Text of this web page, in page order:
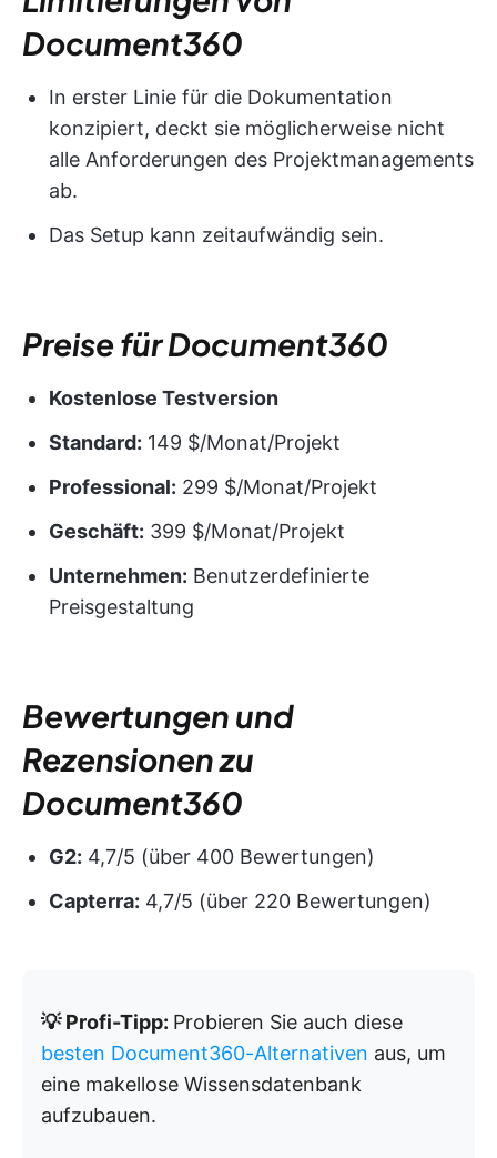
Document360
In erster Linie für die Dokumentation
konzipiert, deckt sie möglicherweise nicht
alle Anforderungen des Projektmanagements
ab.
Das Setup kann zeitaufwändig sein.
Preise für Document360
Kostenlose Testversion
Standard: 149 $/Monat/Projekt
Professional: 299 $/Monat/Projekt
Geschäft: 399 $/Monat/Projekt
Unternehmen: Benutzerdefinierte
Preisgestaltung
Bewertungen und
Rezensionen zu
Document360
G2: 4,7/5 (über 400 Bewertungen)
Capterra: 4,7/5 (über 220 Bewertungen)
💡 Profi-Tipp: Probieren Sie auch diese
besten Document360-Alternativen aus, um
eine makellose Wissensdatenbank
aufzubauen.